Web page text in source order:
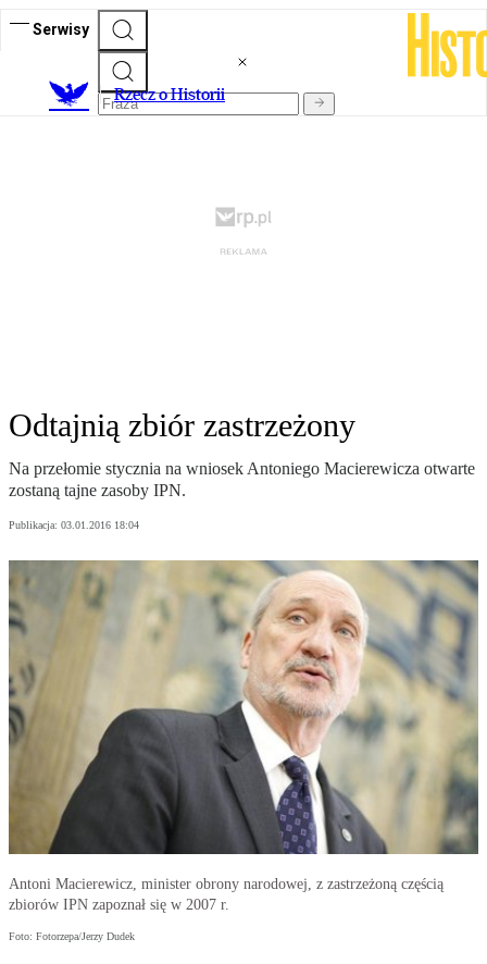
Serwisy
Rzecz o Historii
Odtajnią zbiór zastrzeżony
Na przełomie stycznia na wniosek Antoniego Macierewicza otwarte
zostaną tajne zasoby IPN.
Publikacja: 03.01.2016 18:04
Antoni Macierewicz, minister obrony narodowej, z zastrzeżoną częścią
zbiorów IPN zapoznał się w 2007 r.
Foto: Fotorzepa/Jerzy Dudek